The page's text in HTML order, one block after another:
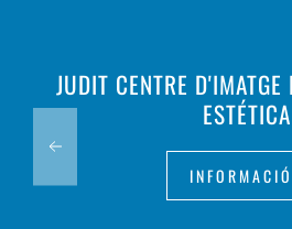
JUDIT CENTRE
ESTÉTICA